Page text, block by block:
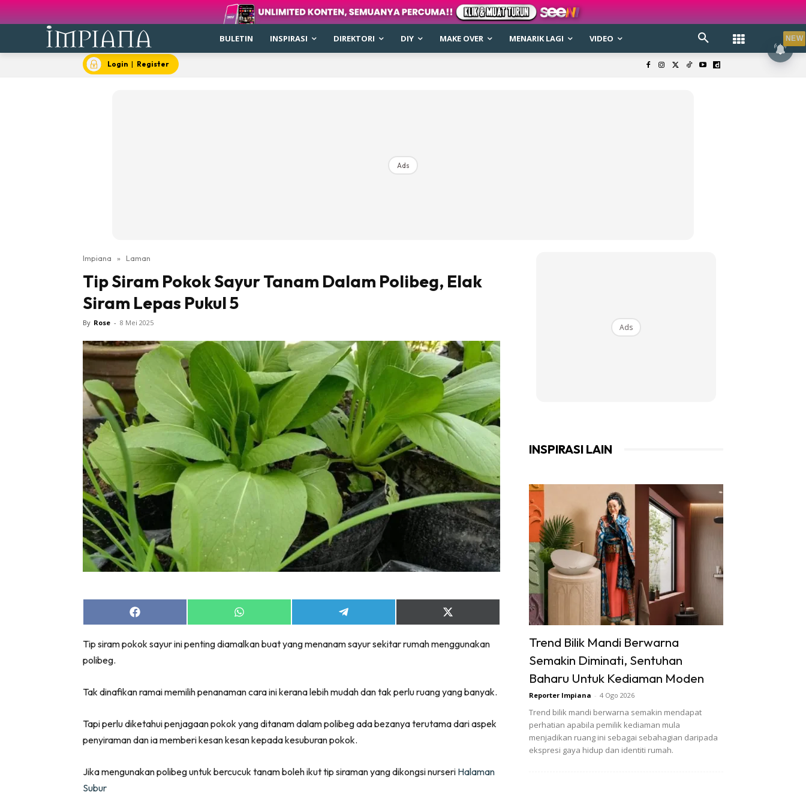
Buletin
Inspirasi
Bilik Air
Bilik Tidur
Ruang Makan
Ruang Tamu
Direktori
Interior Design
DIY
Bilik Air
Bilik Tidur
Dapur
Dapur
Destinasi
BULETIN INSPIRASI DIREKTORI DIY MAKE OVER MENARIK LAGI VIDEO
Login | Register
Ads
Impiana » Laman
Tip Siram Pokok Sayur Tanam Dalam Polibeg, Elak
Siram Lepas Pukul 5
By Rose - 8 Mei 2025
Share
on
Share
on
Share
on
Share
on
(Twitter)
Tip siram pokok sayur ini penting diamalkan buat yang menanam sayur sekitar rumah menggunakan
polibeg.
Tak dinafikan ramai memilih penanaman cara ini kerana lebih mudah dan tak perlu ruang yang banyak.
Tapi perlu diketahui penjagaan pokok yang ditanam dalam polibeg ada bezanya terutama dari aspek
penyiraman dan ia memberi kesan kesan kepada kesuburan pokok.
Jika mengunakan polibeg untuk bercucuk tanam boleh ikut tip siraman yang dikongsi nurseri Halaman
Subur
Ads
INSPIRASI LAIN
Trend Bilik Mandi Berwarna
Semakin Diminati, Sentuhan
Baharu Untuk Kediaman Moden
Reporter Impiana - 4 Ogo 2026
Trend bilik mandi berwarna semakin mendapat
perhatian apabila pemilik kediaman mula
menjadikan ruang ini sebagai sebahagian daripada
ekspresi gaya hidup dan identiti rumah.
NEW